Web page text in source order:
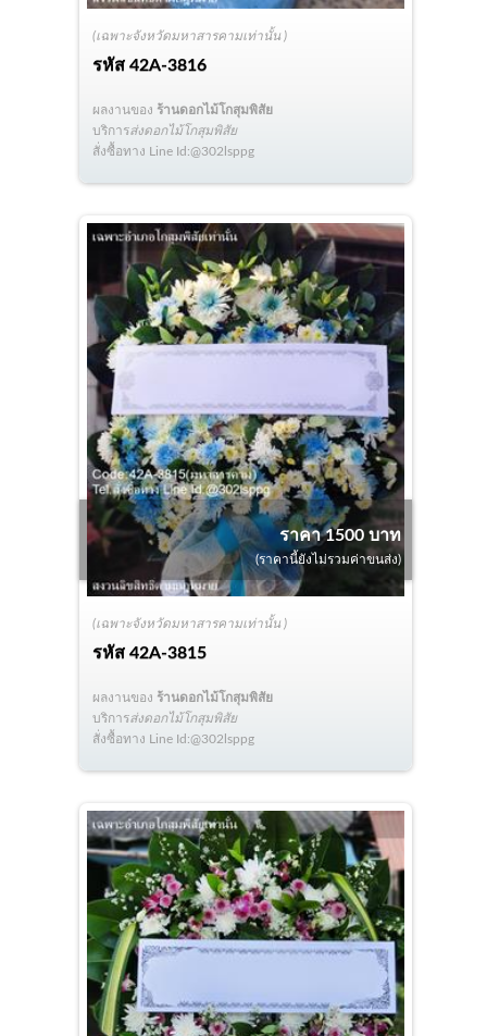
(เฉพาะจังหวัดมหาสารคามเท่านั้น )
รหัส42A-3816
ผลงานของ ร้านดอกไม้โกสุมพิสัย
บริการส่งดอกไม้โกสุมพิสัย
สั่งซื้อทาง Line Id:@302lsppg
(เฉพาะจังหวัดมหาสารคามเท่านั้น )
รหัส42A-3815
ราคา 1500 บาท
(ราคานี้ยังไม่รวมค่าขนส่ง)
ผลงานของ ร้านดอกไม้โกสุมพิสัย
บริการส่งดอกไม้โกสุมพิสัย
สั่งซื้อทาง Line Id:@302lsppg